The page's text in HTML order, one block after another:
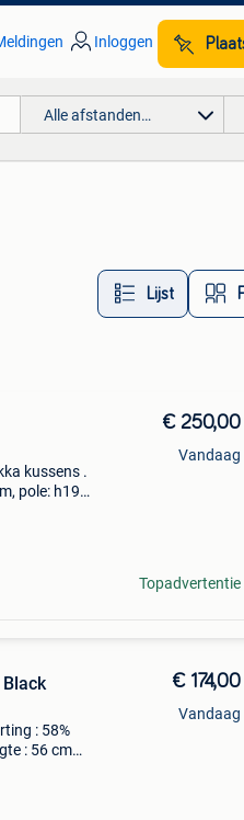
Inloggen
Alle afstanden…
Lijst
kussens .
pole: h195
€ 250,00
Vandaag
Topadvertentie
: 58%
: 56 cm
€ 174,00
Vandaag